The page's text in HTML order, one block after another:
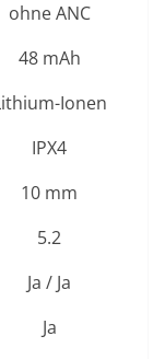
ohne ANC
48 mAh
Ionen
IPX4
10 mm
5.2
Ja / Ja
Ja